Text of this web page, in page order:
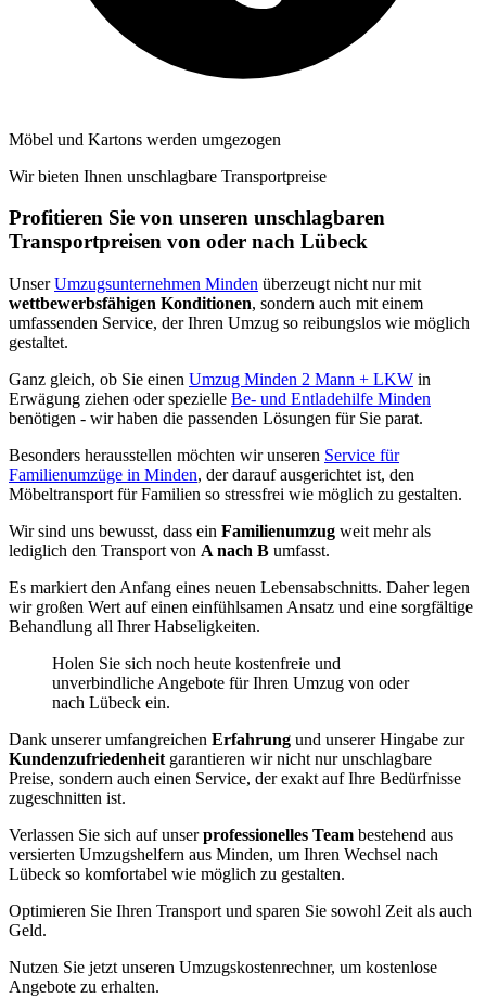
Möbel und Kartons werden umgezogen
Wir bieten Ihnen unschlagbare Transportpreise
Profitieren Sie von unseren unschlagbaren
Transportpreisen von oder nach Lübeck
UnserUmzugsunternehmen Minden überzeugt nicht nur mit
wettbewerbsfähigen Konditionen, sondern auch mit einem
umfassenden Service, der Ihren Umzug so reibungslos wie möglich
gestaltet.
Ganz gleich, ob Sie einen Umzug Minden 2 Mann + LKW in
Erwägung ziehen oder spezielle Be- und Entladehilfe Minden
benötigen - wir haben die passenden Lösungen für Sie parat.
Besonders herausstellen möchten wir unseren Service für
Familienumzüge in Minden, der darauf ausgerichtet ist, den
Möbeltransport für Familien so stressfrei wie möglich zu gestalten.
Wir sind uns bewusst, dass ein Familienumzug weit mehr als
lediglich den Transport von A nach B umfasst.
Es markiert den Anfang eines neuen Lebensabschnitts. Daher legen
wir großen Wert auf einen einfühlsamen Ansatz und eine sorgfältige
Behandlung all Ihrer Habseligkeiten.
Holen Sie sich noch heute kostenfreie und
unverbindliche Angebote für Ihren Umzug von oder
nach Lübeck ein.
Dank unserer umfangreichen Erfahrung und unserer Hingabe zur
Kundenzufriedenheit garantieren wir nicht nur unschlagbare
Preise, sondern auch einen Service, der exakt auf Ihre Bedürfnisse
zugeschnitten ist.
Verlassen Sie sich auf unserprofessionelles Team bestehend aus
versierten Umzugshelfern aus Minden, um Ihren Wechsel nach
Lübeck so komfortabel wie möglich zu gestalten.
Optimieren Sie Ihren Transport und sparen Sie sowohl Zeit als auch
Geld.
Nutzen Sie jetzt unseren Umzugskostenrechner, um kostenlose
Angebote zu erhalten.